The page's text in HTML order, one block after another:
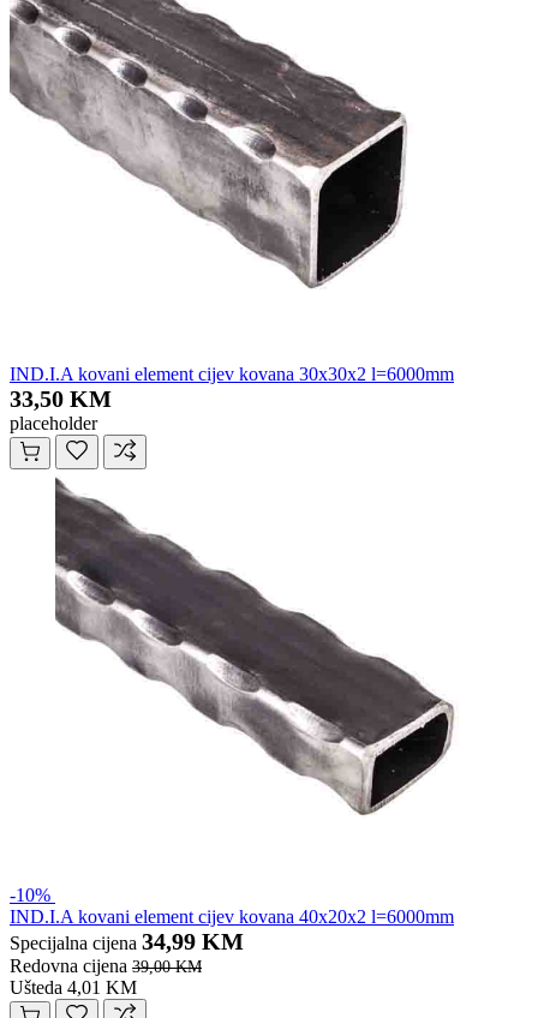
IND.I.A kovani element cijev kovana 30x30x2 l=6000mm
33,50 KM
placeholder
-10%
IND.I.A kovani element cijev kovana 40x20x2 l=6000mm
Specijalna cijena 34,99 KM
Redovna cijena 39,00 KM
Ušteda 4,01 KM